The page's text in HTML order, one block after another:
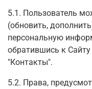
5.1. Пользователь
(обновить,
персональную
обратившись к
"Контакты".
5.2. Права,